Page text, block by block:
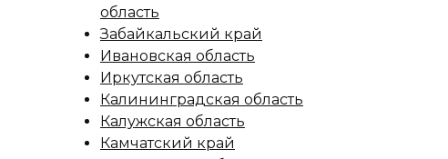
область
Забайкальский край
Ивановская область
Иркутская область
Калининградская область
Калужская область
Камчатский край